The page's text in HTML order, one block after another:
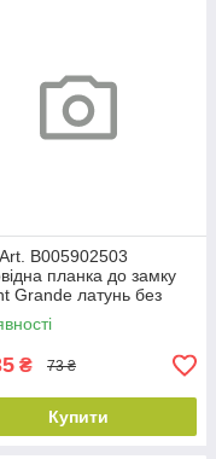
B005902503
планка до замку
Grande латунь без
₴ 73 ₴
Купити